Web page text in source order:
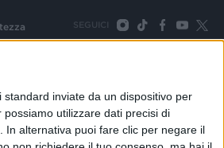
inviate da un dispositivo per
utilizzare dati precisi di
In alternativa puoi fare clic per negare il
SEGUICI